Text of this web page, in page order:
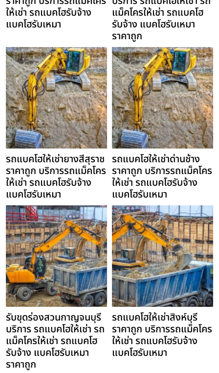
ให้เช่า รถแบคโฮรับจ้าง
แบคโฮรับเหมา
แม็คโครให้เช่า รถแบคโฮ
รับจ้าง แบคโฮรับเหมา
ราคาถูก
รถแบคโฮให้เช่ายางสีสุราช
ราคาถูก บริการรถแม็คโคร
ให้เช่า รถแบคโฮรับจ้าง
แบคโฮรับเหมา
รถแบคโฮให้เช่าด่านช้าง
ราคาถูก บริการรถแม็คโคร
ให้เช่า รถแบคโฮรับจ้าง
แบคโฮรับเหมา
รับขุดร่องสวนกาญจนบุรี
บริการ รถแบคโฮให้เช่า รถ
แม็คโครให้เช่า รถแบคโฮ
รับจ้าง แบคโฮรับเหมา
ราคาถูก
รถแบคโฮให้เช่าสิงห์บุรี
ราคาถูก บริการรถแม็คโคร
ให้เช่า รถแบคโฮรับจ้าง
แบคโฮรับเหมา